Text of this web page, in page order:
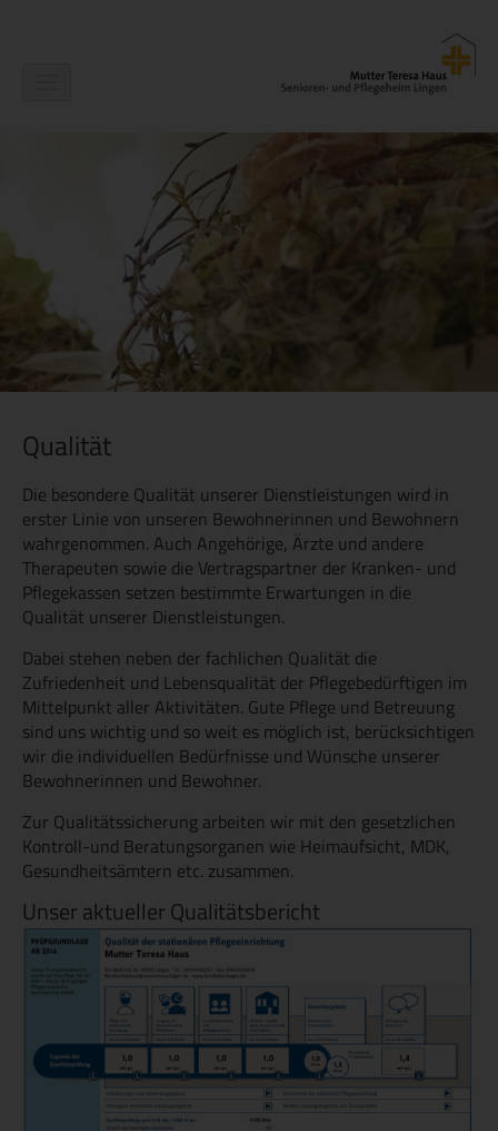
Qualität
Die besondere Qualität unserer Dienstleistungen wird in
erster Linie von unseren Bewohnerinnen und Bewohnern
wahrgenommen. Auch Angehörige, Ärzte und andere
Therapeuten sowie die Vertragspartner der Kranken- und
Pflegekassen setzen bestimmte Erwartungen in die
Qualität unserer Dienstleistungen.
Dabei stehen neben der fachlichen Qualität die
Zufriedenheit und Lebensqualität der Pflegebedürftigen im
Mittelpunkt aller Aktivitäten. Gute Pflege und Betreuung
sind uns wichtig und so weit es möglich ist, berücksichtigen
wir die individuellen Bedürfnisse und Wünsche unserer
Bewohnerinnen und Bewohner.
Zur Qualitätssicherung arbeiten wir mit den gesetzlichen
Kontroll-und Beratungsorganen wie Heimaufsicht, MDK,
Gesundheitsämtern etc. zusammen.
Unser aktueller Qualitätsbericht